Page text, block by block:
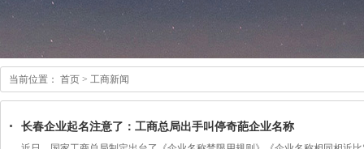
当前位置： 首页 > 工商新闻
长春企业起名注意了：工商总局出手叫停奇葩企业名称